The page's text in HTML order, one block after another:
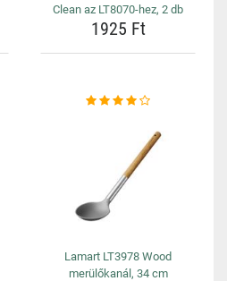
Clean az LT8070-hez, 2 db
1925 Ft
Lamart LT3978 Wood
merülőkanál, 34 cm